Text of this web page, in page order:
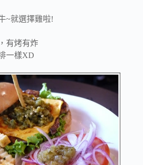
~就選擇雞啦!
有烤有炸
一樣XD